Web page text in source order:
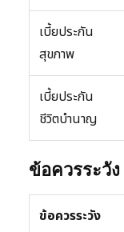
เบี้ยประกัน
สุขภาพ
เบี้ยประกัน
ชีวิตบำนาญ
ข้อควรระวัง
ข้อควรระวัง